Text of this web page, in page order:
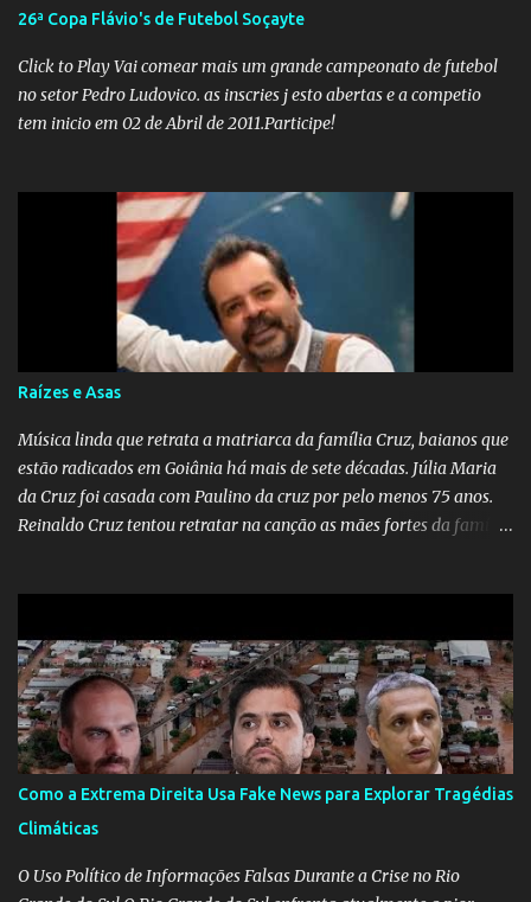
afinal de contas como acreditar em algo proposto pelo novo
ministro sem imaginar que ele só esta querendo auferir vantagens
pessoais em uma pasta de tamanha envergadura e influência na
vida dos brasileiros. Evelin Azevedo escreveu brilhantemen...
26ª Copa Flávio's de Futebol Soçayte
Click to Play Vai comear mais um grande campeonato de futebol
no setor Pedro Ludovico. as inscries j esto abertas e a competio
tem inicio em 02 de Abril de 2011.Participe!
Raízes e Asas
Música linda que retrata a matriarca da família Cruz, baianos que
estão radicados em Goiânia há mais de sete décadas. Júlia Maria
da Cruz foi casada com Paulino da cruz por pelo menos 75 anos.
Reinaldo Cruz tentou retratar na canção as mães fortes da família
Como a Extrema Direita Usa Fake News para Explorar Tragédias
Climáticas
O Uso Político de Informações Falsas Durante a Crise no Rio